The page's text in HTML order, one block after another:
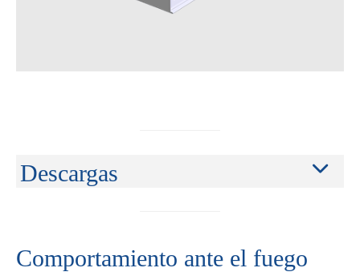
Descargas
Comportamiento ante el fuego